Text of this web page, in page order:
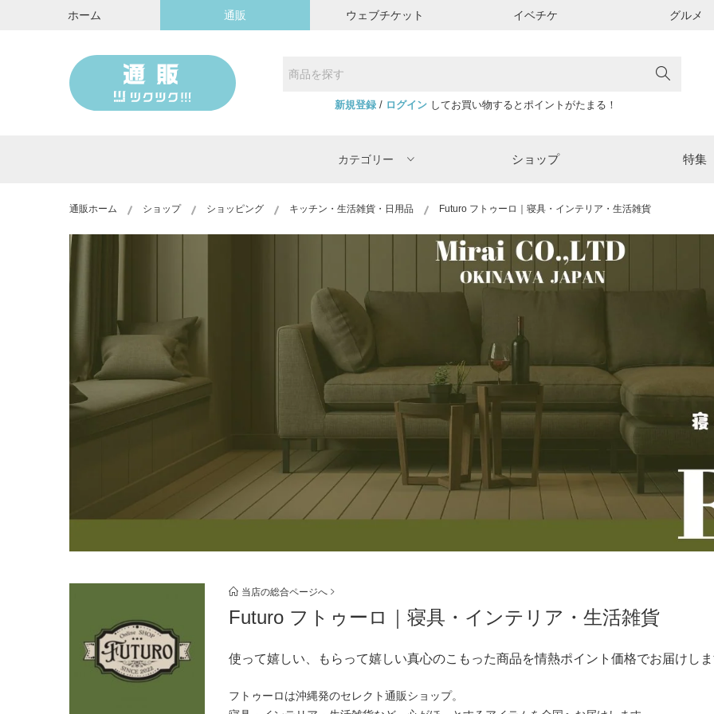
ホーム 通販 ウェブチケット イベチケ グルメ
新規登録/ ログインしてお買い物するとポイントがたまる！
カテゴリー ショップ 特集
通販ホーム ショップ ショッピング キッチン・生活雑貨・日用品 Futuro フトゥーロ｜寝具・インテリア・生活雑貨
当店の総合ページへ
Futuro フトゥーロ｜寝具・インテリア・生活雑貨
使って嬉しい、もらって嬉しい真心のこもった商品を情熱ポイント価格でお届けし
フトゥーロは沖縄発のセレクト通販ショップ。